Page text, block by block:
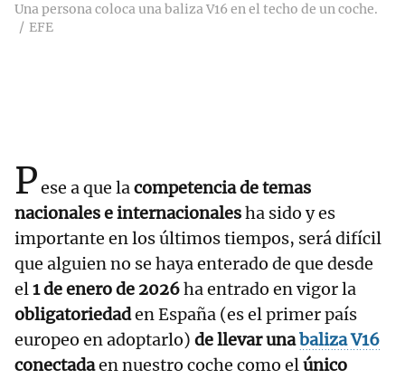
Una persona coloca una baliza V16 en el techo de un coche.
EFE
Pese a que lacompetencia de temas
nacionales e internacionalesha sido y es
importante en los últimos tiempos, será difícil
que alguien no se haya enterado de que desde
el1 de enero de 2026ha entrado en vigor la
obligatoriedaden España (es el primer país
europeo en adoptarlo) de llevar unabaliza V16
conectadaen nuestro coche como elúnico